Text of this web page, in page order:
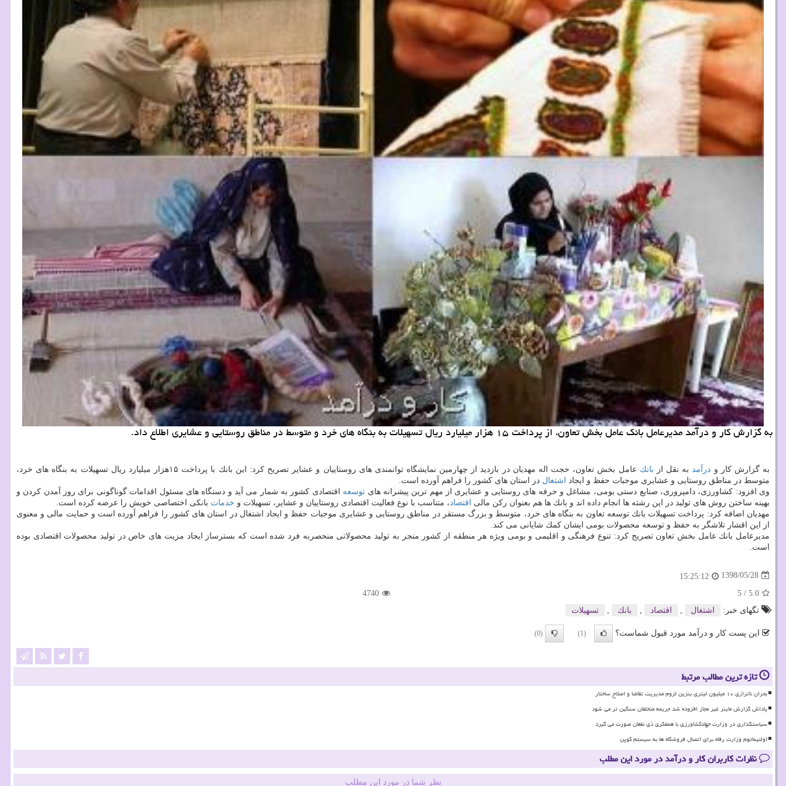
به گزارش كار و درآمد مدیرعامل بانك عامل بخش تعاون، از پرداخت ۱۵ هزار میلیارد ریال تسهیلات به بنگاه های خرد و متوسط در مناطق روستایی و عشایری اطلاع داد.
به گزارش كار و درآمدبه نقل از بانك
عامل بخش تعاون، حجت اله مهدیان در بازدید از چهارمین نمایشگاه توانمندی های روستاییان و عشایر تصریح كرد: این بانك با پرداخت ۱۵هزار میلیارد ریال تسهیلات به بنگاه های خرد،
متوسط در مناطق روستایی و عشایری موجبات حفظ و ایجاد اشتغال در استان های كشور را فراهم آورده است.
وی افزود: كشاورزی، دامپروری، صنایع دستی بومی، مشاغل و حرفه های روستایی و عشایری از مهم ترین پیشرانه های توسعه اقتصادی كشور به شمار می آید و دستگاه های مسئول اقدامات گوناگونی برای روز آمدن كردن و
بهینه ساختن روش های تولید در این رشته ها انجام داده اند و بانك ها هم بعنوان ركن مالی
اقتصاد، متناسب با نوع فعالیت اقتصادی روستاییان و عشایر، تسهیلات و خدمات بانكی اختصاصی خویش را عرضه كرده است.
مهدیان اضافه كرد: پرداخت تسهیلات بانك توسعه تعاون به بنگاه های خرد، متوسط و بزرگ مستقر در مناطق روستایی و عشایری موجبات حفظ و ایجاد اشتغال در استان های كشور را فراهم آورده است و حمایت مالی و معنوی
از این اقشار تلاشگر به حفظ و توسعه محصولات بومی ایشان كمك شایانی می كند.
مدیرعامل بانك عامل بخش تعاون تصریح كرد: تنوع فرهنگی و اقلیمی و بومی ویژه هر منطقه از كشور منجر به تولید محصولاتی منحصربه فرد شده است كه بسترساز ایجاد مزیت های خاص در تولید محصولات اقتصادی بوده
است.
1398/05/28
15:25:12
5.0
/
5
4740
تگهای خبر:
اشتغال اقتصاد بانك تسهیلات
این پست کار و درآمد مورد قبول شماست؟ (1)
(0)
تازه ترین مطالب مرتبط
بحران ناترازی ۱۰ میلیون لیتری بنزین لزوم مدیریت تقاضا و اصلاح ساختار
پاداش گزارش ماینر غیر مجاز افزوده شد جریمه متخلفان سنگین تر می شود
سیاستگذاری در وزارت جهادکشاورزی با همفکری ذی نفعان صورت می گیرد
اولتیماتوم وزارت رفاه برای اتصال فروشگاه ها به سیستم کوپن
نظرات کاربران کار و درآمد در مورد این مطلب
نظر شما در مورد این مطلب